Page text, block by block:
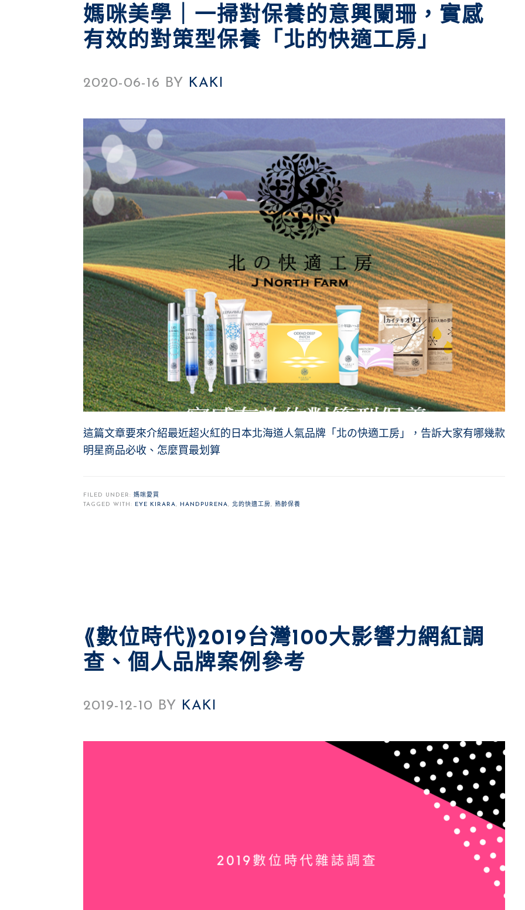
媽咪美學｜一掃對保養的意興闌珊，實感
有效的對策型保養「北的快適工房」
2020-06-16 BY KAKI
這篇文章要來介紹最近超火紅的日本北海道人氣品牌「北の快適工房」，告訴大家有哪幾款
明星商品必收、怎麼買最划算
FILED UNDER: 媽咪愛買
TAGGED WITH:
EYE KIRARA, HANDPURENA, 北的快適工房, 熟齡保養
⟪數位時代⟫2019台灣100大影響力網紅調
查、個人品牌案例參考
2019-12-10 BY KAKI